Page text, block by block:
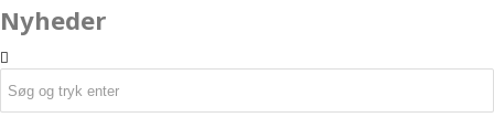
Nyheder